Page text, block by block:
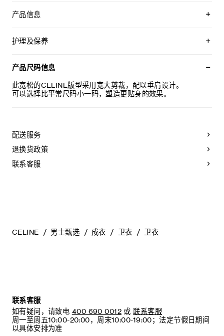
产品信息
CELINE PARIS TRIOMPHE刺绣
罗纹饰边
编号：RY0U01233.10PB
护理及保养
仅使用不含漂白剂的洗衣产品。
悬挂晾干，无需脱水。
最高熨烫温度：110°C / 230°F
产品尺码信息
此宽松的CELINE版型采用宽大剪裁，配以垂肩设计。
可以选择比平常尺码小一码，塑造更贴身的效果。
配送服务
退换货政策
联系客服
CELINE 男士甄选 成衣 卫衣 卫衣
联系客服
如有疑问，请致电 400 690 0012 或 联系客服
周一至周五10:00-20:00，周末10:00-19:00；法定节假日期间
以具体安排为准